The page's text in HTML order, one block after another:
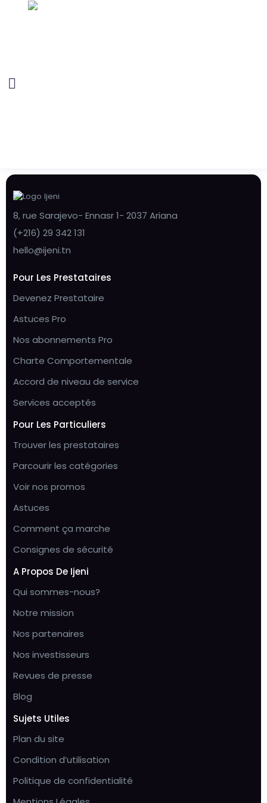
8, rue Sarajevo- Ennasr 1- 2037 Ariana
(+216) 29 342 131
hello@ijeni.tn
Pour Les Prestataires
Devenez Prestataire
Astuces Pro
Nos abonnements Pro
Charte Comportementale
Accord de niveau de service
Services acceptés
Pour Les Particuliers
Trouver les prestataires
Parcourir les catégories
Voir nos promos
Astuces
Comment ça marche
Consignes de sécurité
A Propos De Ijeni
Qui sommes-nous?
Notre mission
Nos partenaires
Nos investisseurs
Revues de presse
Blog
Sujets Utiles
Plan du site
Condition d’utilisation
Politique de confidentialité